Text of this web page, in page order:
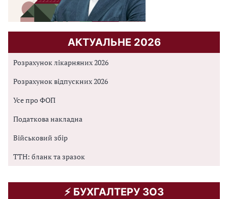
АКТУАЛЬНЕ 2026
Розрахунок лікарняних 2026
Розрахунок відпускних 2026
Усе про ФОП
Податкова накладна
Військовий збір
ТТН: бланк та зразок
⚡️ БУХГАЛТЕРУ ЗОЗ